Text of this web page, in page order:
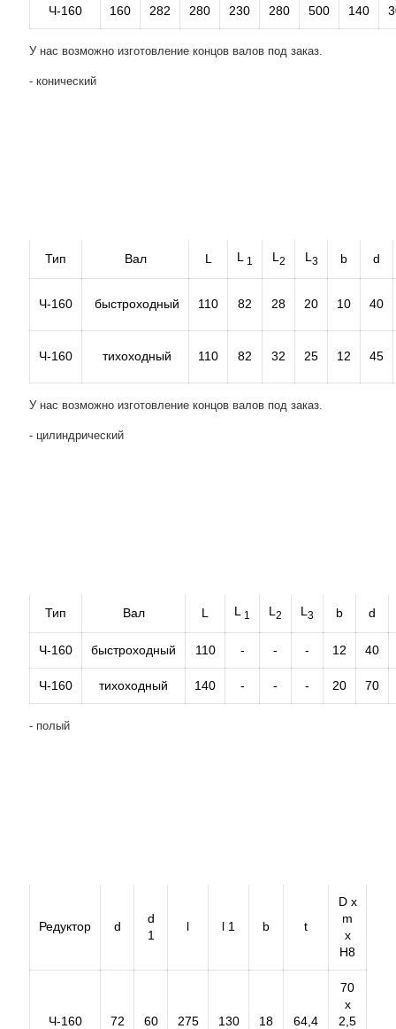
Ч-160 160 282 280 230 280 500 140
У нас возможно изготовление концов валов под заказ.
- конический
Тип Вал L L 1 L 2 L 3 b d
Ч-160 быстроходный 110 82 28 20 10 40
Ч-160 тихоходный 110 82 32 25 12 45
У нас возможно изготовление концов валов под заказ.
- цилиндрический
Тип Вал L L 1 L 2 L 3 b d
Ч-160 быстроходный 110 - - - 12 40
Ч-160 тихоходный 140 - - - 20 70
- полый
Редуктор d
d
1
l l 1 b t
D х
m
х
H8
Ч-160 72 60 275 130 18 64,4
70
х
2,5